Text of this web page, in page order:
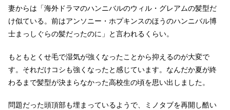
妻からは「海外ドラマのハンニバルのウィル・グレアムの髪型だ
け似ている。前はアンソニー・ホプキンスのほうのハンニバル博
士まっしぐらの髪だったのに」と言われるくらい。
もともとくせ毛で湿気が強くなったことから抑えるのが大変で
す。それだけコシも強くなったと感じています。なんだか夏が終
わるまで髪型が決まらなかった高校生の頃を思い出しました。
問題だった頭頂部も埋まっているようで、ミノタブを再開し酷い